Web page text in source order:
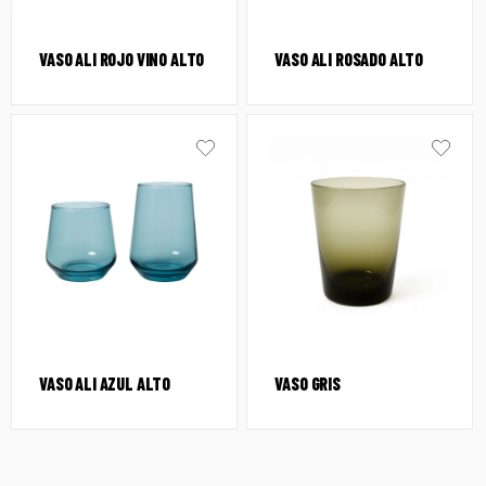
VASO ALI ROJO VINO ALTO VASO ALI ROSADO ALTO
VASO ALI AZUL ALTO VASO GRIS